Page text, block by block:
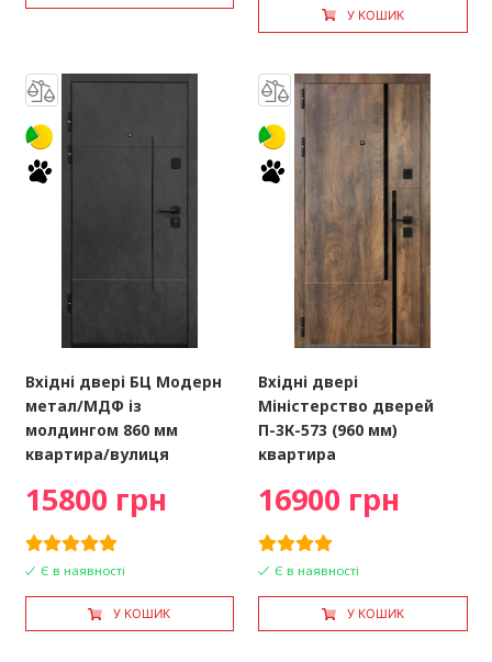
У КОШИК
Вхідні двері БЦ Модерн
метал/МДФ із
молдингом 860 мм
квартира/вулиця
15800 грн
Є в наявності
У КОШИК
Вхідні двері
Міністерство дверей
П-3К-573 (960 мм)
квартира
16900 грн
Є в наявності
У КОШИК